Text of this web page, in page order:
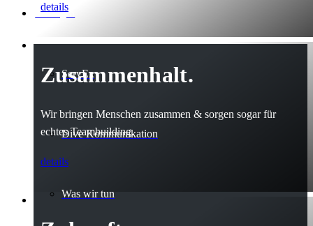
leistungen
ServEx
Dive Kommunikation
Was wir tun
details
Zusammenhalt.
Wir bringen Menschen zusammen & sorgen sogar für
echtes Teambuilding.
details